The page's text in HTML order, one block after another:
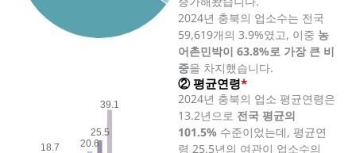
2024년 충북의 업소수는 전국
59,619개의 3.9%였고, 이중 농
어촌민박이 63.8%로 가장 큰 비
중을 차지했습니다.
18.7 20.6
25.5
39.1
② 평균연령*
2024년 충북의 업소 평균연령은
13.2년으로 전국 평균의
101.5% 수준이었는데, 평균연
령 25.5년의 여관이 업소수의